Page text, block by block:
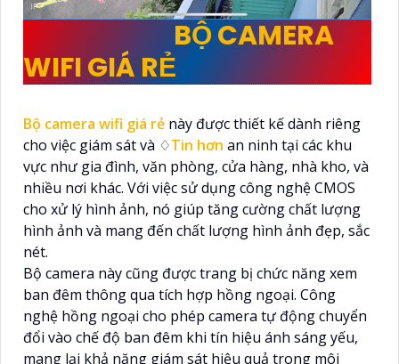
BỘ CAMERA
WIFI GIÁ RẺ
Bộ camera wifi giá rẻ này được thiết kế dành riêng
cho việc giám sát và ♢Tin hơn an ninh tại các khu
vực như gia đình, văn phòng, cửa hàng, nhà kho, và
nhiều nơi khác. Với việc sử dụng công nghệ CMOS
cho xử lý hình ảnh, nó giúp tăng cường chất lượng
hình ảnh và mang đến chất lượng hình ảnh đẹp, sắc
nét.
Bộ camera này cũng được trang bị chức năng xem
ban đêm thông qua tích hợp hồng ngoại. Công
nghệ hồng ngoại cho phép camera tự động chuyển
đổi vào chế độ ban đêm khi tín hiệu ánh sáng yếu,
mang lại khả năng giám sát hiệu quả trong môi